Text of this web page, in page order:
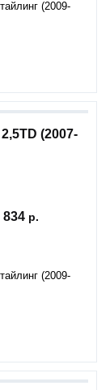
(2009-
(2007-
834
(2009-